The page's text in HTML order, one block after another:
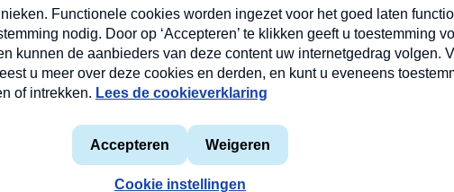
Meldpunt Actueel
Heel Holland Bakt
Privacyverklaring
Cookieverklaring